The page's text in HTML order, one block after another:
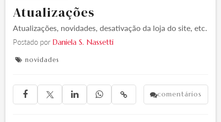
Atualizações
Atualizações, novidades, desativação da loja do site, etc.
Postado por Daniela S. Nassetti
 novidades
    comentários